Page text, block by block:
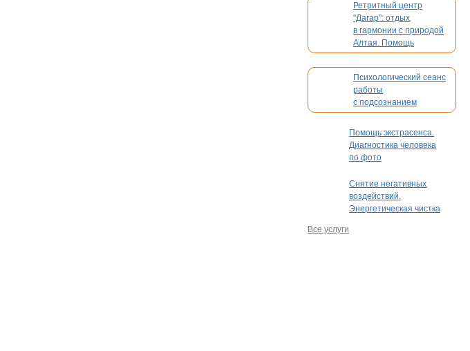
Ретритный центр
"Дагар": отдых
в гармонии с природой
Алтая. Помощь
в организации вашего
мероприятия
Психологический сеанс
работы
с подсознанием
Помощь экстрасенса.
Диагностика человека
по фото
Снятие негативных
воздействий.
Энергетическая чистка
Все услуги